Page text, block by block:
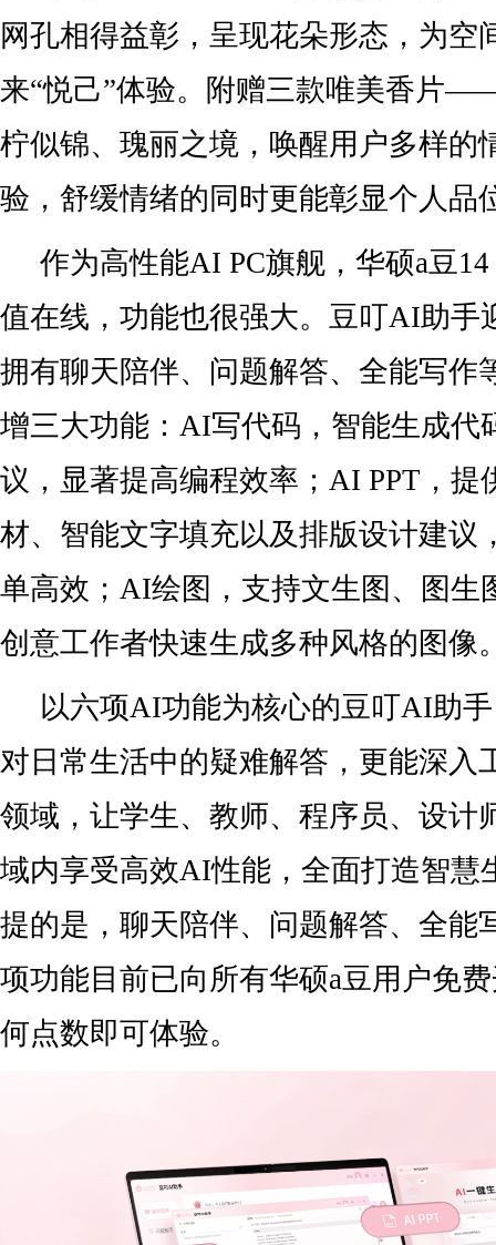
网孔相得益彰，呈现花朵形态，为空
来“悦己”体验。附赠三款唯美香片
柠似锦、瑰丽之境，唤醒用户多样的
验，舒缓情绪的同时更能彰显个人品
作为高性能AI PC旗舰，华硕a豆
值在线，功能也很强大。豆叮AI助手
拥有聊天陪伴、问题解答、全能写作
增三大功能：AI写代码，智能生成代
议，显著提高编程效率；AI PPT，提
材、智能文字填充以及排版设计建议
单高效；AI绘图，支持文生图、图生
创意工作者快速生成多种风格的图像
以六项AI功能为核心的豆叮AI助
对日常生活中的疑难解答，更能深入
领域，让学生、教师、程序员、设计
域内享受高效AI性能，全面打造智慧
提的是，聊天陪伴、问题解答、全能
项功能目前已向所有华硕a豆用户免
何点数即可体验。